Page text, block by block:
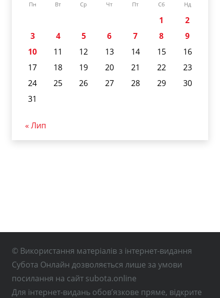
Пн Вт Ср Чт Пт Сб Нд
1
2
3
4 5 6 7 8
9
10
11 12 13 14 15
16
17
18 19 20 21 22
23
24
25 26 27 28 29
30
31
« Лип
© Використання матеріалів з інтернет-видання
Субота Онлайн дозволяється лише за умови
посилання на сайт subota.online
Для інтернет-видань обов’язкове пряме, відкрите